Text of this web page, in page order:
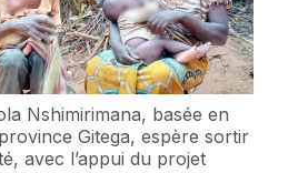
Nshimirimana, basée en
Gitega, espère sortir
avec l’appui du projet